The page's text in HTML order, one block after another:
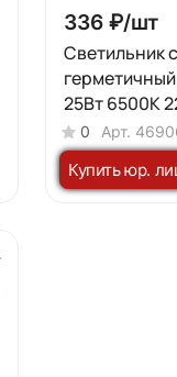
336 ₽/шт
Светильник
25Вт 6500К
IN HOME
0 Арт.
Купить юр.